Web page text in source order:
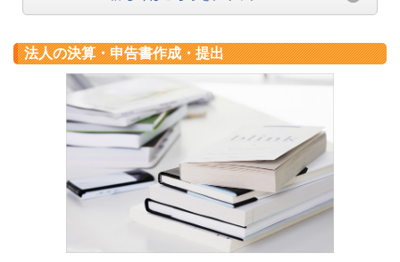
法人の決算・申告書作成・提出